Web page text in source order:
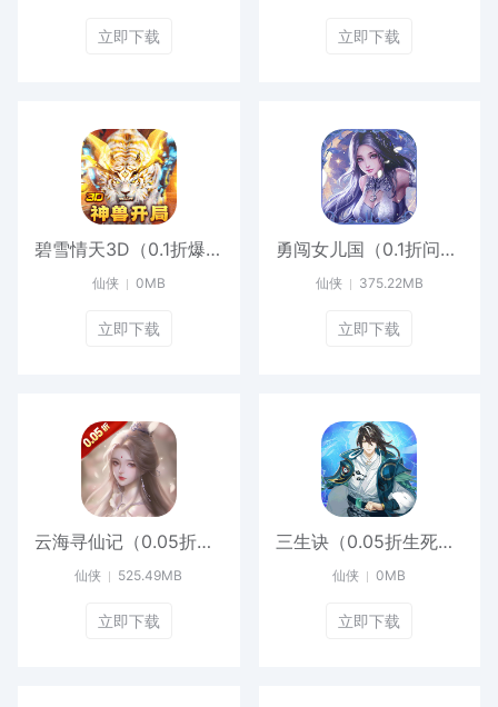
立即下载 立即下载
碧雪情天3D（0.1折爆爽无限合宠）最新
仙侠 0MB
立即下载
勇闯女儿国（0.1折问道长生）官服
仙侠 375.22MB
立即下载
云海寻仙记（0.05折送2000代金券）官方
仙侠 525.49MB
立即下载
三生诀（0.05折生死轮回）最新
仙侠 0MB
立即下载